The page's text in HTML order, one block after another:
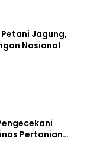
Jagung,
Nasional
Pertanian